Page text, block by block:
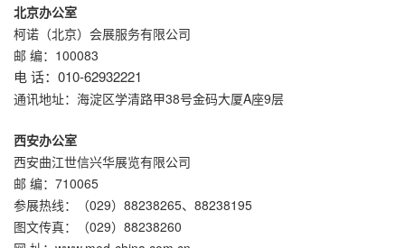
北京办公室
柯诺（北京）会展服务有限公司
邮 编：100083
电 话：010-62932221
通讯地址： 海淀区学清路甲38号金码大厦A座9层
西安办公室
西安曲江世信兴华展览有限公司
邮 编：710065
参展热线：（029）88238265、88238195
图文传真：（029）88238260